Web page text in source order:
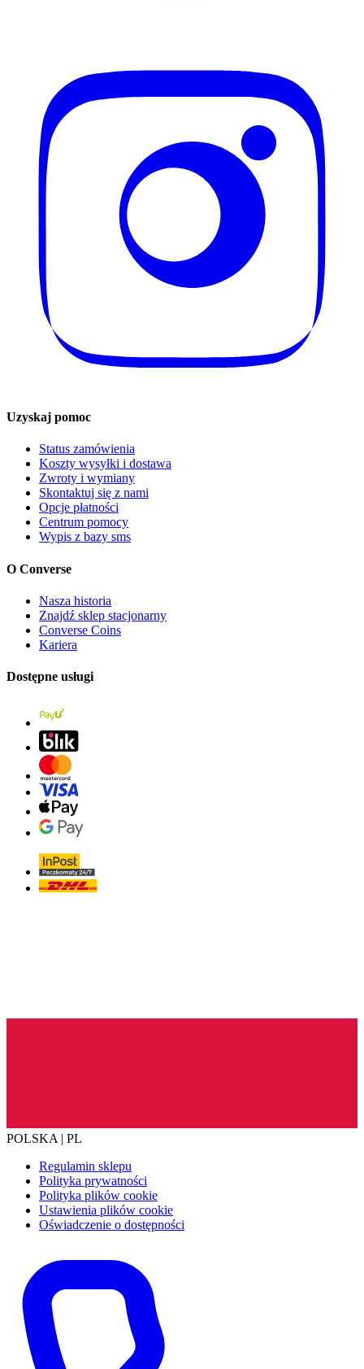
Uzyskaj pomoc
Status zamówienia
Koszty wysyłki i dostawa
Zwroty i wymiany
Skontaktuj się z nami
Opcje płatności
Centrum pomocy
Wypis z bazy sms
O Converse
Nasza historia
Znajdź sklep stacjonarny
Converse Coins
Kariera
Dostępne usługi
POLSKA | PL
Regulamin sklepu
Polityka prywatności
Polityka plików cookie
Ustawienia plików cookie
Oświadczenie o dostępności